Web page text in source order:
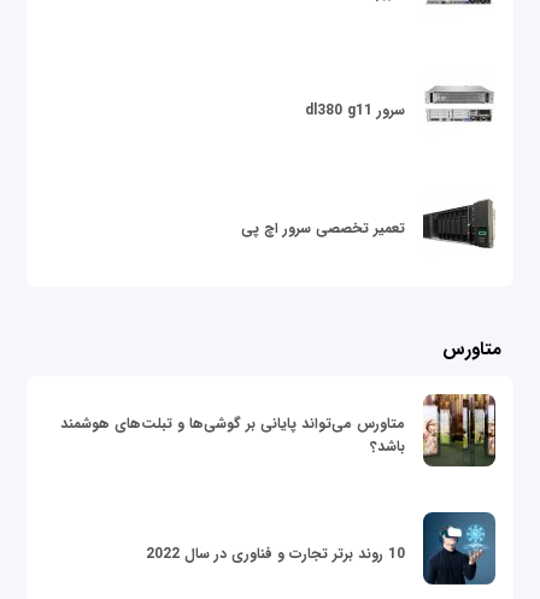
سرور dl380 g11
تعمیر تخصصی سرور اچ پی
متاورس
متاورس می‌تواند پایانی بر گوشی‌ها و تبلت‌های هوشمند
باشد؟
10 روند برتر تجارت و فناوری در سال 2022